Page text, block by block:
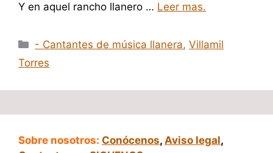
Y en aquel rancho llanero … Leer mas.
Categorías
- Cantantes de música llanera,Villamil
Torres
Sobre nosotros: Conócenos, Aviso legal,